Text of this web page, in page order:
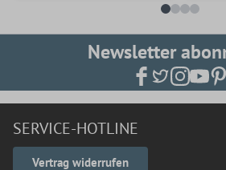
Newsletter
SERVICE-HOTLINE
Vertrag widerrufen